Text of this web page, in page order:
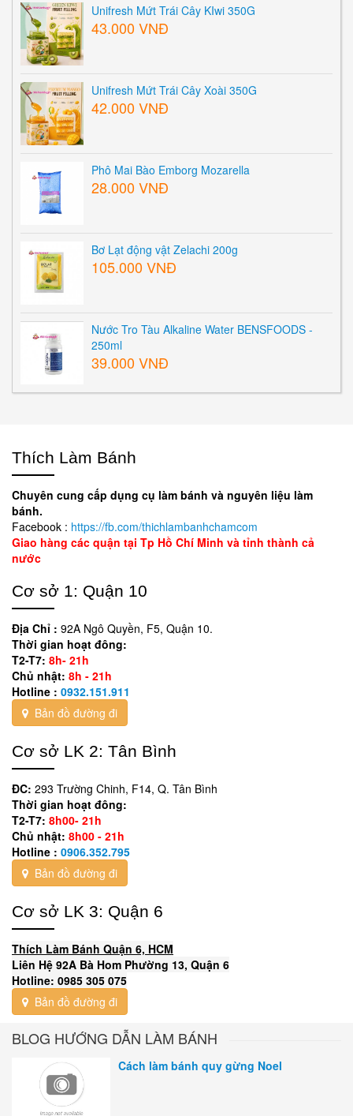
Unifresh Mứt Trái Cây KIwi 350G
43.000 VNĐ
Unifresh Mứt Trái Cây Xoài 350G
42.000 VNĐ
Phô Mai Bào Emborg Mozarella
28.000 VNĐ
Bơ Lạt động vật Zelachi 200g
105.000 VNĐ
Nước Tro Tàu Alkaline Water BENSFOODS -
250ml
39.000 VNĐ
Thích Làm Bánh
Chuyên cung cấp dụng cụ làm bánh và nguyên liệu làm
bánh.
Facebook : https://fb.com/thichlambanhchamcom
Giao hàng các quận tại Tp Hồ Chí Minh và tỉnh thành cả
nước
Cơ sở 1: Quận 10
Địa Chỉ : 92A Ngô Quyền, F5, Quận 10.
Thời gian hoạt đông:
T2-T7: 8h- 21h
Chủ nhật: 8h - 21h
Hotline : 0932.151.911
Bản đồ đường đi
Cơ sở LK 2: Tân Bình
ĐC: 293 Trường Chinh, F14, Q. Tân Bình
Thời gian hoạt đông:
T2-T7: 8h00- 21h
Chủ nhật: 8h00 - 21h
Hotline : 0906.352.795
Bản đồ đường đi
Cơ sở LK 3: Quận 6
Thích Làm Bánh Quận 6, HCM
Liên Hệ 92A Bà Hom Phường 13, Quận 6
Hotline: 0985 305 075
Bản đồ đường đi
BLOG HƯỚNG DẪN LÀM BÁNH
Cách làm bánh quy gừng Noel